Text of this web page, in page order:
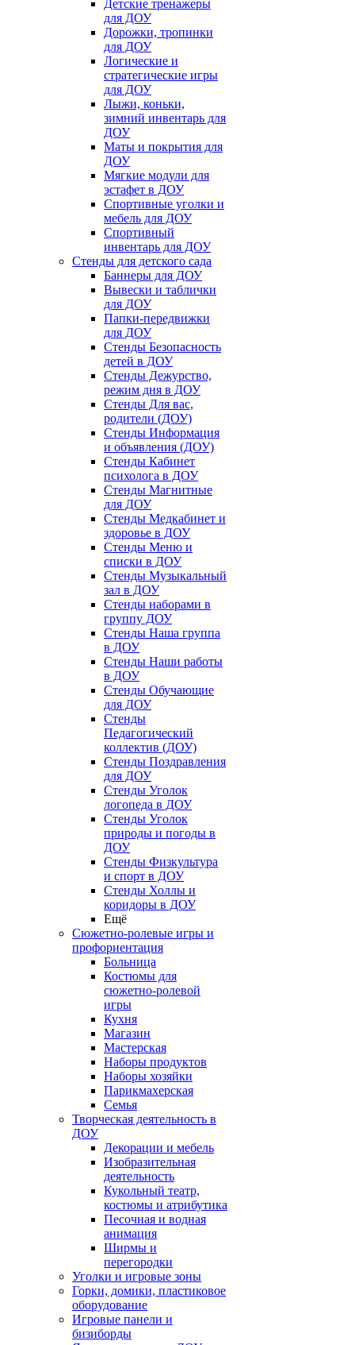
Детские тренажеры
для ДОУ
Дорожки, тропинки
для ДОУ
Логические и
стратегические игры
для ДОУ
Лыжи, коньки,
зимний инвентарь для
ДОУ
Маты и покрытия для
ДОУ
Мягкие модули для
эстафет в ДОУ
Спортивные уголки и
мебель для ДОУ
Спортивный
инвентарь для ДОУ
Стенды для детского сада
Баннеры для ДОУ
Вывески и таблички
для ДОУ
Папки-передвижки
для ДОУ
Стенды Безопасность
детей в ДОУ
Стенды Дежурство,
режим дня в ДОУ
Стенды Для вас,
родители (ДОУ)
Стенды Информация
и объявления (ДОУ)
Стенды Кабинет
психолога в ДОУ
Стенды Магнитные
для ДОУ
Стенды Медкабинет и
здоровье в ДОУ
Стенды Меню и
списки в ДОУ
Стенды Музыкальный
зал в ДОУ
Стенды наборами в
группу ДОУ
Стенды Наша группа
в ДОУ
Стенды Наши работы
в ДОУ
Стенды Обучающие
для ДОУ
Стенды
Педагогический
коллектив (ДОУ)
Стенды Поздравления
для ДОУ
Стенды Уголок
логопеда в ДОУ
Стенды Уголок
природы и погоды в
ДОУ
Стенды Физкультура
и спорт в ДОУ
Стенды Холлы и
коридоры в ДОУ
Ещё
Сюжетно-ролевые игры и
профориентация
Больница
Костюмы для
сюжетно-ролевой
игры
Кухня
Магазин
Мастерская
Наборы продуктов
Наборы хозяйки
Парикмахерская
Семья
Творческая деятельность в
ДОУ
Декорации и мебель
Изобразительная
деятельность
Кукольный театр,
костюмы и атрибутика
Песочная и водная
анимация
Ширмы и
перегородки
Уголки и игровые зоны
Горки, домики, пластиковое
оборудование
Игровые панели и
бизиборды